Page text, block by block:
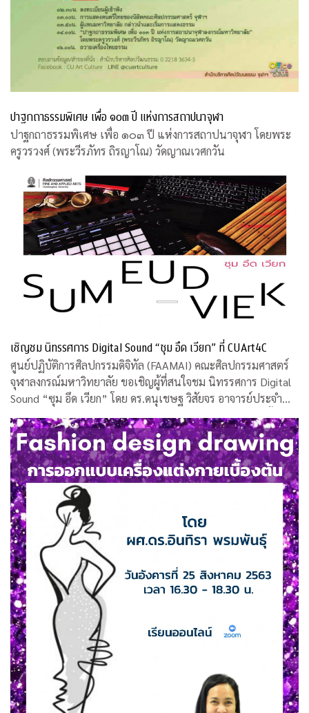
ปาฐกถาธรรมพิเศษ เพื่อ ๑๐๓ ปี แห่งการสถาปนาจุฬา
ปาฐกถาธรรมพิเศษ เพื่อ ๑๐๓ ปี แห่งการสถาปนาจุฬา โดยพระ
ครูวรวงศ์ (พระวีรภัทร ถิรญาโณ) วัดญาณเวศกวัน
เชิญชม นิทรรศการ Digital Sound “ซุม อึด เวียก” ที่ CUArt4C
ศูนย์ปฏิบัติการศิลปกรรมดิจิทัล (FAAMAI) คณะศิลปกรรมศาสตร์
จุฬาลงกรณ์มหาวิทยาลัย ขอเชิญผู้ที่สนใจชม นิทรรศการ Digital
Sound “ซุม อึด เวียก” โดย ดร.ดนุเชษฐ วิสัยจร อาจารย์ประจำ
คณะศิลปกรรมศาสตร์ จุฬาฯ และคุณวรงค์ บุญอารีย์ ศิลปินพื้น
บ้าน ระหว่างวันที่ 12 -16